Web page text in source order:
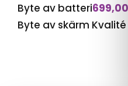
Byte av batteri699,00
Byte av skärm Kvalité